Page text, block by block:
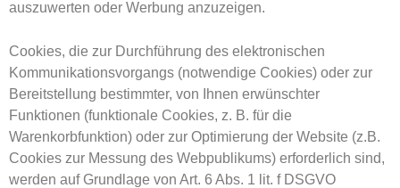
auszuwerten oder Werbung anzuzeigen.
Cookies, die zur Durchführung des elektronischen
Kommunikationsvorgangs (notwendige Cookies) oder zur
Bereitstellung bestimmter, von Ihnen erwünschter
Funktionen (funktionale Cookies, z. B. für die
Warenkorbfunktion) oder zur Optimierung der Website (z.B.
Cookies zur Messung des Webpublikums) erforderlich sind,
werden auf Grundlage von Art. 6 Abs. 1 lit. f DSGVO